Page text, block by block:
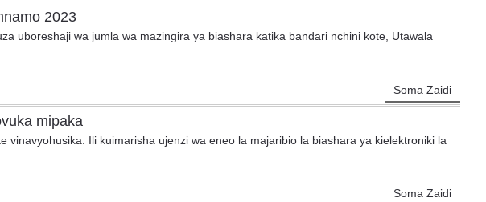
2023
uboreshaji wa jumla wa mazingira ya biashara katika bandari nchini kote, Utawala
Soma Zaidi
mipaka
Ili kuimarisha ujenzi wa eneo la majaribio la biashara ya kielektroniki la
Soma Zaidi